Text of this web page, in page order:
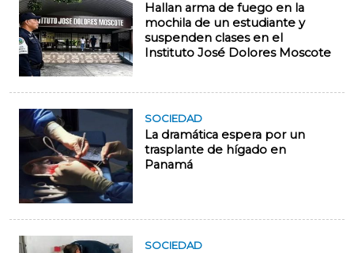
Hallan arma de fuego en la
mochila de un estudiante y
suspenden clases en el
Instituto José Dolores Moscote
SOCIEDAD
La dramática espera por un
trasplante de hígado en
Panamá
SOCIEDAD